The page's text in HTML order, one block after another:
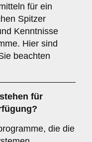
für ein
Spitzer
Kenntnisse
Hier sind
beachten
stehen für
die die